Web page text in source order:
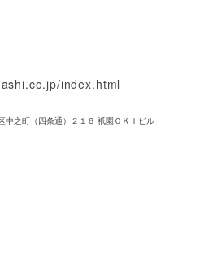
index.html
之町（四条通）２１６ 祇園ＯＫＩビル